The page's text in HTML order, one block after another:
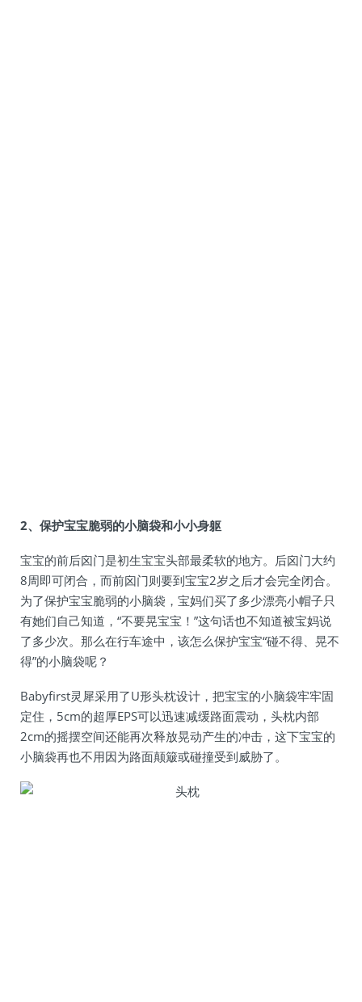
2、保护宝宝脆弱的小脑袋和小小身躯
宝宝的前后囟门是初生宝宝头部最柔软的地方。后囟门大约
8周即可闭合，而前囟门则要到宝宝2岁之后才会完全闭合。
为了保护宝宝脆弱的小脑袋，宝妈们买了多少漂亮小帽子只
有她们自己知道，“不要晃宝宝！”这句话也不知道被宝妈说
了多少次。那么在行车途中，该怎么保护宝宝“碰不得、晃不
得”的小脑袋呢？
Babyfirst灵犀采用了U形头枕设计，把宝宝的小脑袋牢牢固
定住，5cm的超厚EPS可以迅速减缓路面震动，头枕内部
2cm的摇摆空间还能再次释放晃动产生的冲击，这下宝宝的
小脑袋再也不用因为路面颠簸或碰撞受到威胁了。